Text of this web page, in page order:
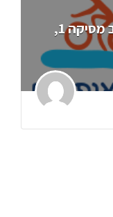
קאנטרי אופקים בכתובת: יעקב מסיקה 1,